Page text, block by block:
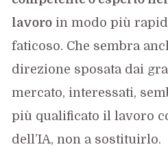
lavoro in modo più
faticoso. Che sembra
direzione sposata dai
mercato, interessati,
più qualificato il lavoro
dell’IA, non a sostituirlo.